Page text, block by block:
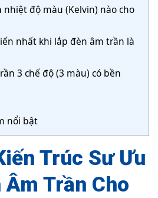
nhiệt độ màu (Kelvin) nào cho
nhất khi lắp đèn âm trần là
3 chế độ (3 màu) có bền
nổi bật
Trúc Sư Ưu
Trần Cho